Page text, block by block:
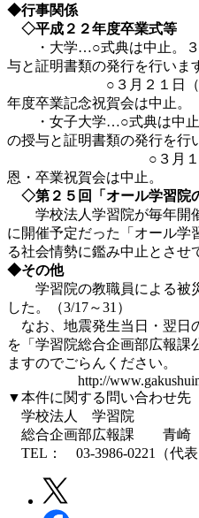
◆行事関係
◇平成２２年度卒業式等
・大学…○式典は中止。３
与と証明書類の発行を行いま
○３月２１日（月）
年度卒業記念祝賀会は中止。
・女子大学…○式典は中止
の授与と証明書類の発行を行
○３月１９日（土
恩・卒業祝賀会は中止。
◇第２５回「オール学習院
学校法人学習院が毎年開催
に開催予定だった「オール学
る社会情勢に鑑み中止とさせ
◆その他
学習院の教職員による被
した。（3/17～31）
なお、地震発生当日・翌日
を「学習院総合企画部広報課
ますのでごらんください。
http://
▼本件に関する問い合わせ先
学校法人 学習院
総合企画部広報課 青崎
TEL： 03-3986-0221（代